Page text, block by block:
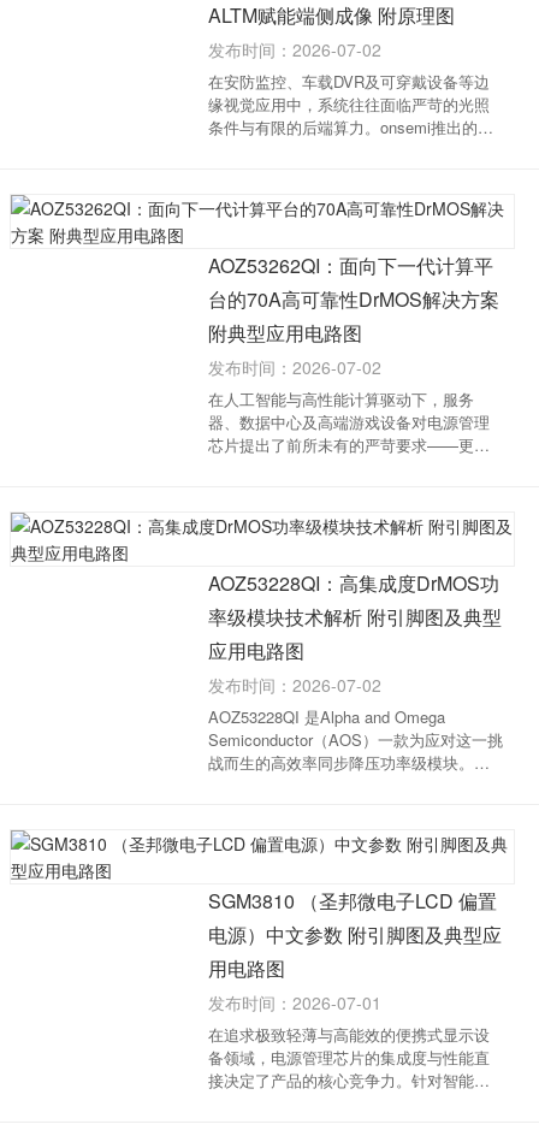
ALTM赋能端侧成像 附原理图
发布时间：2026-07-02
在安防监控、车载DVR及可穿戴设备等边
缘视觉应用中，系统往往面临严苛的光照
条件与有限的后端算力。onsemi推出的
寸BSI堆叠架构，将120dB嵌入式高动态范
围（eHDR）与自适...
AOZ53262QI：面向下一代计算平
台的70A高可靠性DrMOS解决方案
附典型应用电路图
发布时间：2026-07-02
在人工智能与高性能计算驱动下，服务
器、数据中心及高端游戏设备对电源管理
芯片提出了前所未有的严苛要求——更高
and Omega Semiconductor（AOS）推出
了 AOZ53262QI，一...
AOZ53228QI：高集成度DrMOS功
率级模块技术解析 附引脚图及典型
应用电路图
发布时间：2026-07-02
AOZ53228QI 是Alpha and Omega
Semiconductor（AOS）一款为应对这一挑
战而生的高效率同步降压功率级模块。该
为系统设计工程师提供了一个兼具高性能
与高可靠性的单芯片功...
SGM3810 （圣邦微电子LCD 偏置
电源）中文参数 附引脚图及典型应
用电路图
发布时间：2026-07-01
在追求极致轻薄与高能效的便携式显示设
备领域，电源管理芯片的集成度与性能直
接决定了产品的核心竞争力。针对智能手